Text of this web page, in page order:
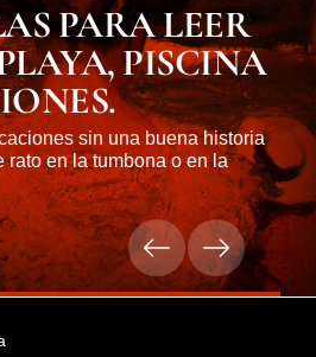
PARA LEER
PISCINA
sin una buena historia
rato en la tumbona o en la